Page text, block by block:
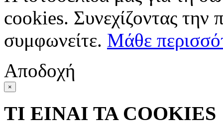
cookies. Συνεχίζοντας την
συμφωνείτε. Μάθε
Αποδοχή
×
ΤΙ ΕΙΝΑΙ ΤΑ COOKIES